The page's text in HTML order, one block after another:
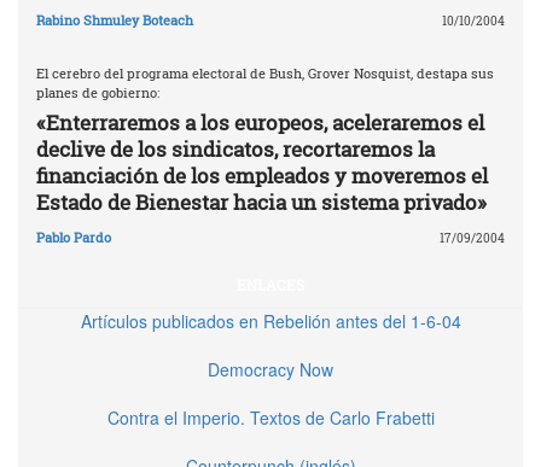
Rabino Shmuley Boteach 10/10/2004
El cerebro del programa electoral de Bush, Grover Nosquist, destapa sus
planes de gobierno:
«Enterraremos a los europeos, aceleraremos el
declive de los sindicatos, recortaremos la
financiación de los empleados y moveremos el
Estado de Bienestar hacia un sistema privado»
Pablo Pardo 17/09/2004
Artículos publicados en Rebelión antes del 1-6-04
Democracy Now
Contra el Imperio. Textos de Carlo Frabetti